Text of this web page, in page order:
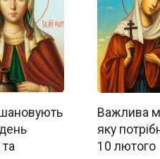
Важлива
яку
10 лютого